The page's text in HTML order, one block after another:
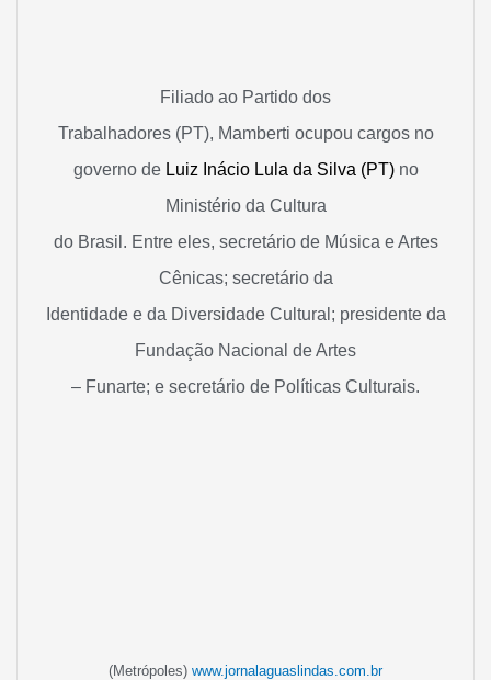
Filiado ao Partido dos
Trabalhadores (PT), Mamberti ocupou cargos no
governo de Luiz Inácio Lula da Silva (PT)no
Ministério da Cultura
do Brasil. Entre eles, secretário de Música e Artes
Cênicas; secretário da
Identidade e da Diversidade Cultural; presidente da
Fundação Nacional de Artes
– Funarte; e secretário de Políticas Culturais.
(Metrópoles) www.jornalaguaslindas.com.br